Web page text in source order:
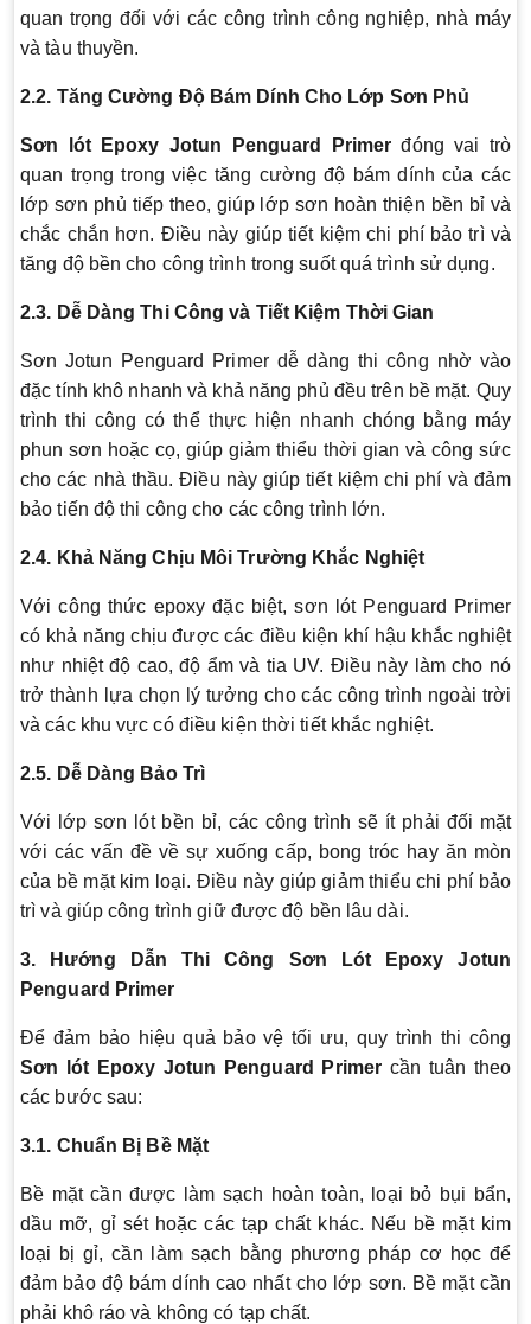
quan trọng đối với các công trình công nghiệp, nhà máy
và tàu thuyền.
2.2. Tăng Cường Độ Bám Dính Cho Lớp Sơn Phủ
Sơn lót Epoxy Jotun Penguard Primer đóng vai trò
quan trọng trong việc tăng cường độ bám dính của các
lớp sơn phủ tiếp theo, giúp lớp sơn hoàn thiện bền bỉ và
chắc chắn hơn. Điều này giúp tiết kiệm chi phí bảo trì và
tăng độ bền cho công trình trong suốt quá trình sử dụng.
2.3. Dễ Dàng Thi Công và Tiết Kiệm Thời Gian
Sơn Jotun Penguard Primer dễ dàng thi công nhờ vào
đặc tính khô nhanh và khả năng phủ đều trên bề mặt. Quy
trình thi công có thể thực hiện nhanh chóng bằng máy
phun sơn hoặc cọ, giúp giảm thiểu thời gian và công sức
cho các nhà thầu. Điều này giúp tiết kiệm chi phí và đảm
bảo tiến độ thi công cho các công trình lớn.
2.4. Khả Năng Chịu Môi Trường Khắc Nghiệt
Với công thức epoxy đặc biệt, sơn lót Penguard Primer
có khả năng chịu được các điều kiện khí hậu khắc nghiệt
như nhiệt độ cao, độ ẩm và tia UV. Điều này làm cho nó
trở thành lựa chọn lý tưởng cho các công trình ngoài trời
và các khu vực có điều kiện thời tiết khắc nghiệt.
2.5. Dễ Dàng Bảo Trì
Với lớp sơn lót bền bỉ, các công trình sẽ ít phải đối mặt
với các vấn đề về sự xuống cấp, bong tróc hay ăn mòn
của bề mặt kim loại. Điều này giúp giảm thiểu chi phí bảo
trì và giúp công trình giữ được độ bền lâu dài.
3. Hướng Dẫn Thi Công Sơn Lót Epoxy Jotun
Penguard Primer
Để đảm bảo hiệu quả bảo vệ tối ưu, quy trình thi công
Sơn lót Epoxy Jotun Penguard Primer cần tuân theo
các bước sau:
3.1. Chuẩn Bị Bề Mặt
Bề mặt cần được làm sạch hoàn toàn, loại bỏ bụi bẩn,
dầu mỡ, gỉ sét hoặc các tạp chất khác. Nếu bề mặt kim
loại bị gỉ, cần làm sạch bằng phương pháp cơ học để
đảm bảo độ bám dính cao nhất cho lớp sơn. Bề mặt cần
phải khô ráo và không có tạp chất.